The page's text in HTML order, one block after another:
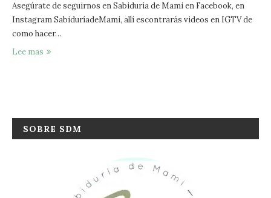
Asegúrate de seguirnos en Sabiduría de Mami en Facebook, en
Instagram SabiduríadeMami, allí escontrarás videos en IGTV de
como hacer…
Lee mas
SOBRE SDM